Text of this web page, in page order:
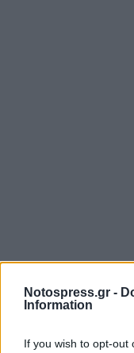
Notospress.gr -
Information
If you wish to opt-out